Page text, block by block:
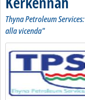
Thyna Petroleum
alla vicenda"